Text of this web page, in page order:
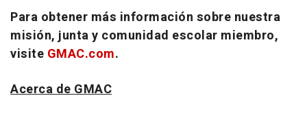
Para obtener más información sobre nuestra
misión, junta y comunidad escolar miembro,
visite GMAC.com.
Acerca de GMAC